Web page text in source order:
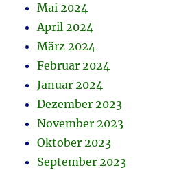
Mai 2024
April 2024
März 2024
Februar 2024
Januar 2024
Dezember 2023
November 2023
Oktober 2023
September 2023